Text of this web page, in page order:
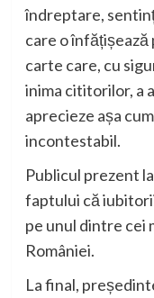
îndreptare,
care o înfățișează
carte care, cu
inima cititorilor, a
aprecieze așa
incontestabil.
Publicul prezent
faptului că
pe unul dintre cei
României.
La final,